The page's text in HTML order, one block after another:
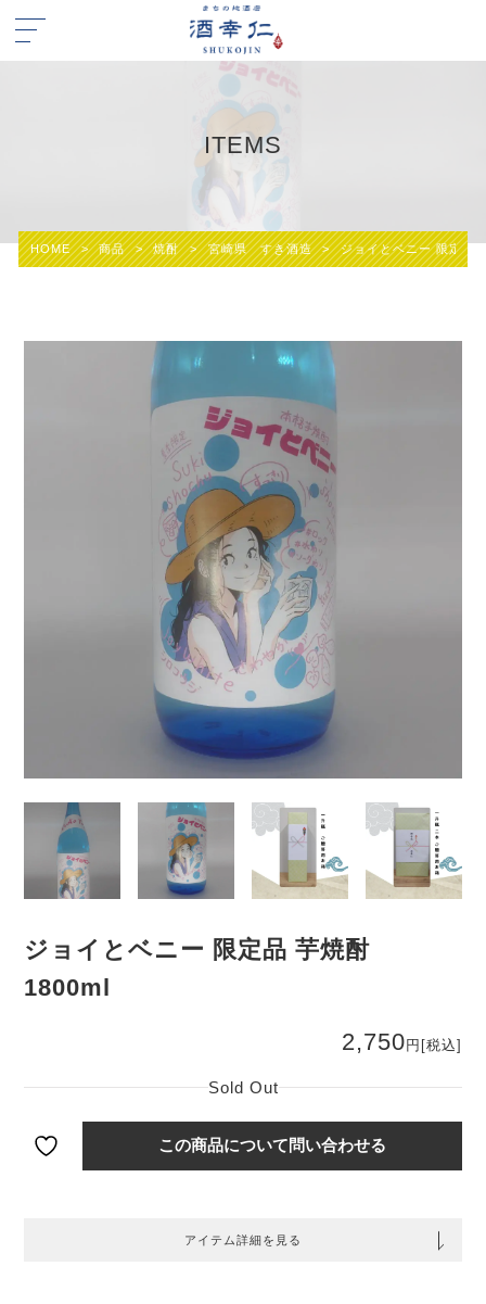
ITEMS
HOME > 商品 > 焼酎 > 宮崎県 すき酒造 > ジョイとベニー 限定品
ジョイとベニー 限定品 芋焼酎
1800ml
2,750 円 [税込]
Sold Out
この商品について問い合わせる
アイテム詳細を見る